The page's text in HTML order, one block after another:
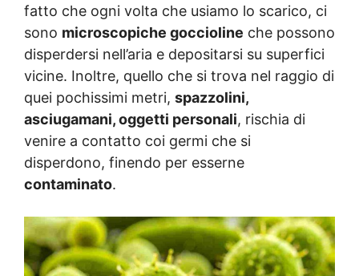
fatto che ogni volta che usiamo lo scarico, ci
sono microscopiche goccioline che possono
disperdersi nell’aria e depositarsi su superfici
vicine. Inoltre, quello che si trova nel raggio di
quei pochissimi metri, spazzolini,
asciugamani, oggetti personali, rischia di
venire a contatto coi germi che si
disperdono, finendo per esserne
contaminato.